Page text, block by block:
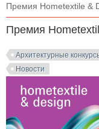
Премия Hometextile &
Премия
Архитектурные
Новости